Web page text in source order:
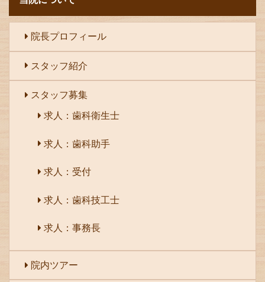
院長プロフィール
スタッフ紹介
スタッフ募集
求人：歯科衛生士
求人：歯科助手
求人：受付
求人：歯科技工士
求人：事務長
院内ツアー